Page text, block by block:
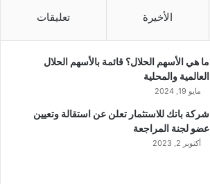
الأخيرة تعليقات
ما هي الأسهم الحلال؟ قائمة بالأسهم الحلال
العالمية والمحلية
مايو 19, 2024
شركة باتك للاستثمار تعلن عن استقالة وتعيين
عضو لجنة المراجعة
أكتوبر 2, 2023